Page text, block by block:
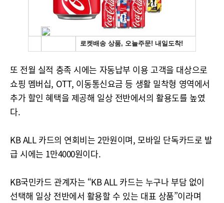
또 전월 실적 충족 시에는 자동납부 이용 고객을 대상으로
쇼핑 멤버십, OTT, 이동통신요금 등 생활 밀착형 영역에서
추가 할인 혜택을 제공해 일상 전반에서의 활용도를 높였
다.
KB ALL 카드의 연회비는 2만원이며, 모바일 단독카드로 발
급 시에는 1만4000원이다.
KB국민카드 관계자는 “KB ALL 카드는 누구나 부담 없이
선택해 일상 전반에서 활용할 수 있는 대표 상품”이라며